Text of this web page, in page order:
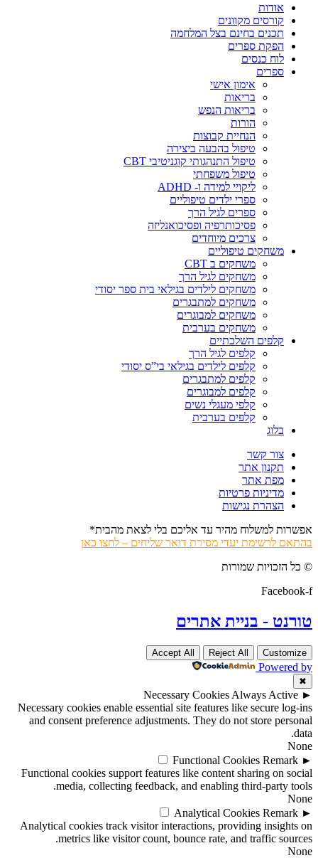
אודות
קורסים מקוונים
תכנים בחינם בצל המלחמה
הפקת ספרים
לוח כנסים
ספרים
אימון אישי
בריאות
בריאות הנפש
הורות
הנחיית קבוצות
טיפול בהבעה ביצירה
טיפול התנהגותי קוגניטיבי CBT
טיפול משפחתי
ליקויי למידה ו- ADHD
ספרי ילדים טיפוליים
ספרים לגיל הרך
פסיכותרפיה ופסיכואנליזה
צרכים מיוחדים
משחקים טיפוליים
משחקים ב CBT
משחקים לגיל הרך
משחקים לילדים בגילאי בית ספר יסודי
משחקים למתבגרים
משחקים למבוגרים
משחקים בערבית
קלפים השלכתיים
קלפים לגיל הרך
קלפים לילדים בגילאי בי”ס יסודי
קלפים למתבגרים
קלפים למבוגרים
קלפי מעגלי נשים
קלפים בערבית
בלוג
צור קשר
תקנון אתר
מפת אתר
מדיניות פרטיות
הצהרת נגישות
אפשרות למשלוח מהיר עד אליכם בלי לצאת מהבית*
בהתאם לרשימת יעדי מסירת דואר שליחים – לחצו כאן
© כל הזכויות שמורות
Facebook-f
טורנט - בניית אתרים
Customize
Reject All
Accept All
Powered by
✖
►
Necessary Cookies Always Active
Necessary cookies enable essential site features like secure log-ins
and consent preference adjustments. They do not store personal
data.
None
►
Functional Cookies Remark
Functional cookies support features like content sharing on social
media, collecting feedback, and enabling third-party tools.
None
►
Analytical Cookies Remark
Analytical cookies track visitor interactions, providing insights on
metrics like visitor count, bounce rate, and traffic sources.
None